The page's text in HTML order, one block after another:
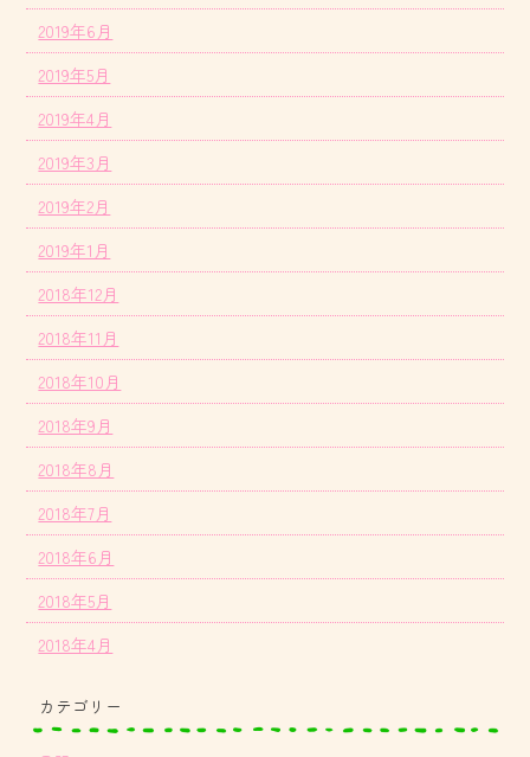
2019年6月
2019年5月
2019年4月
2019年3月
2019年2月
2019年1月
2018年12月
2018年11月
2018年10月
2018年9月
2018年8月
2018年7月
2018年6月
2018年5月
2018年4月
カテゴリー